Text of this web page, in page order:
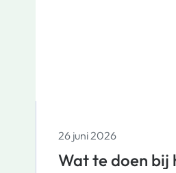
26 juni 2026
Wat te doen bij